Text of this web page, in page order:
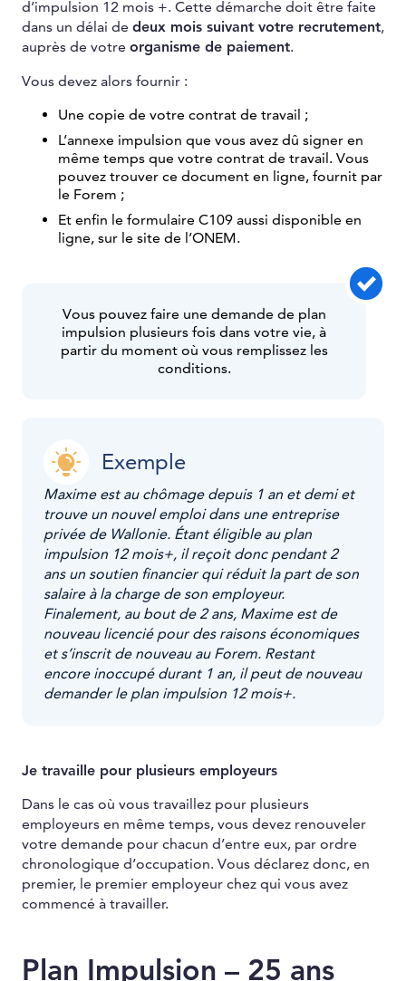
d’impulsion 12 mois +. Cette démarche doit être faite
dans un délai de deux mois suivant votre recrutement,
auprès de votre organisme de paiement.
Vous devez alors fournir :
Une copie de votre contrat de travail ;
L’annexe impulsion que vous avez dû signer en
même temps que votre contrat de travail. Vous
pouvez trouver ce document en ligne, fournit par
le Forem ;
Et enfin le formulaire C109 aussi disponible en
ligne, sur le site de l’ONEM.
Vous pouvez faire une demande de plan
impulsion plusieurs fois dans votre vie, à
partir du moment où vous remplissez les
conditions.
Exemple
Maxime est au chômage depuis 1 an et demi et
trouve un nouvel emploi dans une entreprise
privée de Wallonie. Étant éligible au plan
impulsion 12 mois+, il reçoit donc pendant 2
ans un soutien financier qui réduit la part de son
salaire à la charge de son employeur.
Finalement, au bout de 2 ans, Maxime est de
nouveau licencié pour des raisons économiques
et s’inscrit de nouveau au Forem. Restant
encore inoccupé durant 1 an, il peut de nouveau
demander le plan impulsion 12 mois+.
Je travaille pour plusieurs employeurs
Dans le cas où vous travaillez pour plusieurs
employeurs en même temps, vous devez renouveler
votre demande pour chacun d’entre eux, par ordre
chronologique d’occupation. Vous déclarez donc, en
premier, le premier employeur chez qui vous avez
commencé à travailler.
Plan Impulsion – 25 ans